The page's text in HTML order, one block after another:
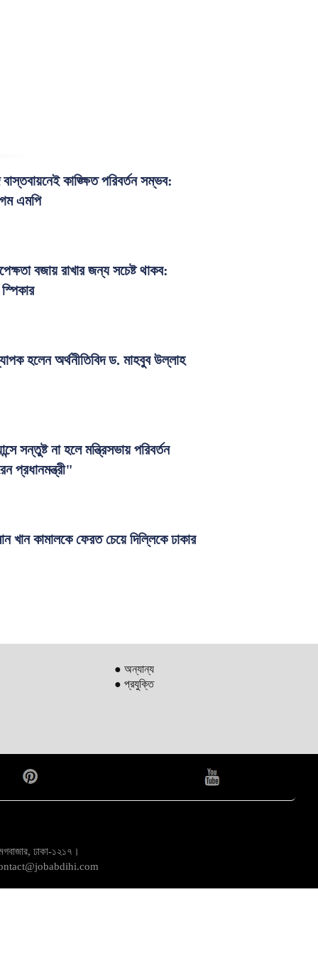
কাঙ্ক্ষিত পরিবর্তন সম্ভব:
এমপি
বজায় রাখার জন্য সচেষ্ট থাকব:
হলেন অর্থনীতিবিদ ড. মাহবুব উল্লাহ
সন্তুষ্ট না হলে মন্ত্রিসভায় পরিবর্তন
প্রধানমন্ত্রী"
খান কামালকে ফেরত চেয়ে দিল্লিকে ঢাকার
● অন্যান্য
● প্রযুক্তি
ঢাকা-১২১৭।